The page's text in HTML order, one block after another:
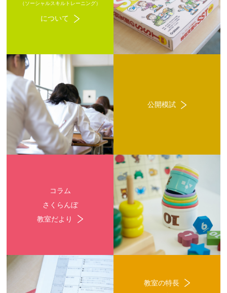
（ソーシャルスキルトレーニング）
について
公開模試
コラム
さくらんぼ
教室だより
教室の特長